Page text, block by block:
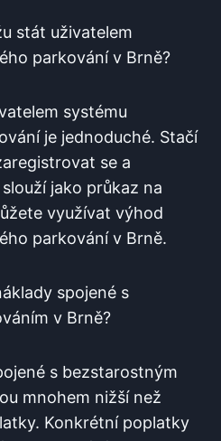
stát uživatelem
parkování ⁢v‍ Brně?
systému
je jednoduché. Stačí⁣
se a
jako ⁤průkaz na
využívat výhod
parkování⁢ v Brně.
spojené⁤ s⁢
v Brně?
s​ bezstarostným
mnohem nižší než
Konkrétní⁤ poplatky